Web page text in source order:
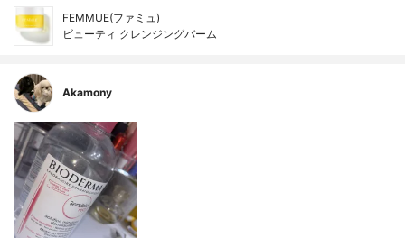
FEMMUE(ファミュ)
ビューティ クレンジングバーム
Akamony